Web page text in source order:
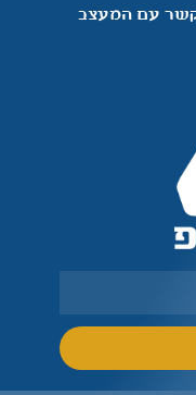
קשר עם המעצב